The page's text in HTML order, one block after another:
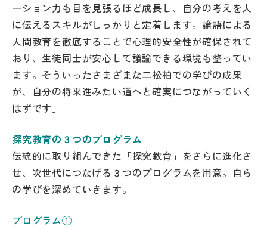
ーション力も目を見張るほど成長し、自分の考えを人
に伝えるスキルがしっかりと定着します。論語による
人間教育を徹底することで心理的安全性が確保されて
おり、生徒同士が安心して議論できる環境も整ってい
ます。そういったさまざまな二松柏での学びの成果
が、自分の将来進みたい道へと確実につながっていく
はずです」
探究教育の３つのプログラム
伝統的に取り組んできた「探究教育」をさらに進化さ
せ、次世代につなげる３つのプログラムを用意。自ら
の学びを深めていきます。
プログラム①